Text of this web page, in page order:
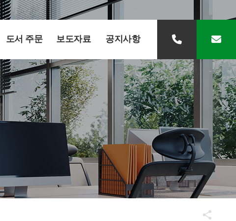
도서 주문 보도자료 공지사항